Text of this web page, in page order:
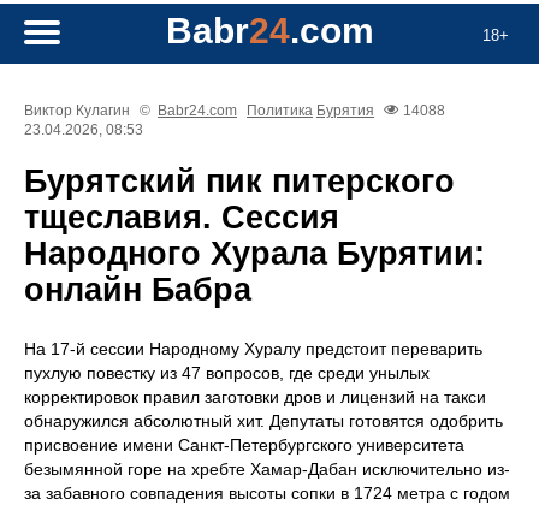
18+
Babr24.com
Виктор Кулагин © Babr24.com Политика Бурятия
14088
23.04.2026, 08:53
Бурятский пик питерского
тщеславия. Сессия
Народного Хурала Бурятии:
онлайн Бабра
На 17-й сессии Народному Хуралу предстоит переварить
пухлую повестку из 47 вопросов, где среди унылых
корректировок правил заготовки дров и лицензий на такси
обнаружился абсолютный хит. Депутаты готовятся одобрить
присвоение имени Санкт-Петербургского университета
безымянной горе на хребте Хамар-Дабан исключительно из-
за забавного совпадения высоты сопки в 1724 метра с годом